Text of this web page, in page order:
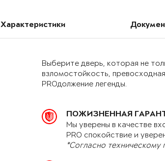
Характеристики
Выберите дверь, которая не
взломостойкость,
PROдолжение легенды.
ПОЖИЗНЕННАЯ
Мы уверены в качестве
PRO спокойствие и
*Согласно техническому